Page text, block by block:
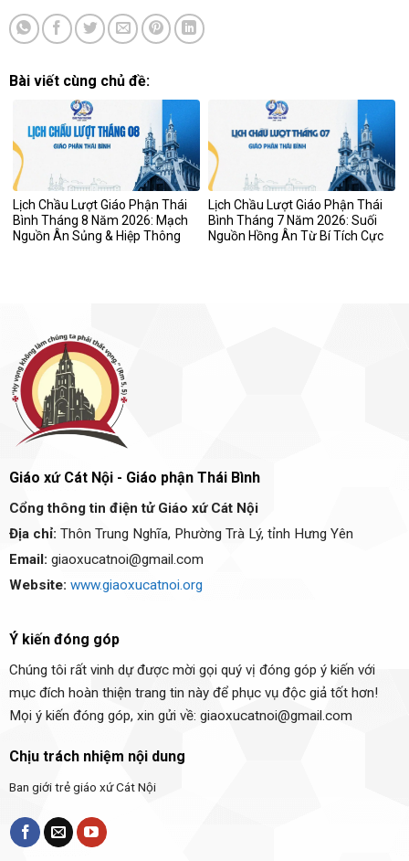
Bài viết cùng chủ đề:
Lịch Chầu Lượt Giáo Phận Thái
Bình Tháng 8 Năm 2026: Mạch
Nguồn Ân Sủng & Hiệp Thông
Lịch Chầu Lượt Giáo Phận Thái
Bình Tháng 7 Năm 2026: Suối
Nguồn Hồng Ân Từ Bí Tích Cực
Giáo xứ Cát Nội - Giáo phận Thái Bình
Cổng thông tin điện tử Giáo xứ Cát Nội
Địa chỉ: Thôn Trung Nghĩa, Phường Trà Lý, tỉnh Hưng Yên
Email: giaoxucatnoi@gmail.com
Website: www.giaoxucatnoi.org
Ý kiến đóng góp
Chúng tôi rất vinh dự được mời gọi quý vị đóng góp ý kiến với
mục đích hoàn thiện trang tin này để phục vụ độc giả tốt hơn!
Mọi ý kiến đóng góp, xin gửi về: giaoxucatnoi@gmail.com
Chịu trách nhiệm nội dung
Ban giới trẻ giáo xứ Cát Nội